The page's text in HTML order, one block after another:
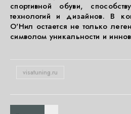
спортивной обуви,
технологий и дизайнов. В
О'Нил остается не только
символом уникальности и
visatuning.ru